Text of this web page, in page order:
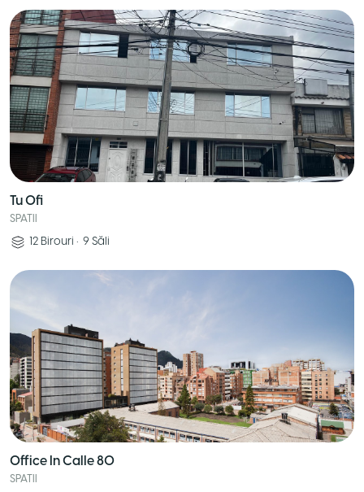
Tu Ofi
SPATII
12 Birouri • 9 Săli
Office In Calle 80
SPATII